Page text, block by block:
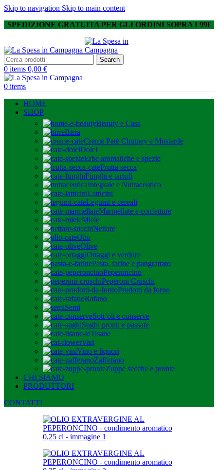
Skip to navigation Skip to main content
SPEDIZIONE GRATUITA PER GLI ORDINI SOPRA I 99€
Search
0 items 0,00 €
0 items
HOME
SHOP
Beauty e Casa
Birra
Creme Patè Chutney e Mostarde
Dolci
Erbe aromatiche e spezie
Frutta secca
Funghi e tartufi
Integrale e Nutraceutico
Latticini
Legumi e cereali
Marmellate e confetture
Miele
Nettare
Olio
Olive
Ortaggi e verdure
Pasta, farine e pangrattato
Peperoncino
Peperoni Cruschi
Prodotti da forno
Rafano
Semi
Sott’oli e conserve
Sughi pronti e passate
Tisane
Vari
Vino e liquori
Zafferano
Zuppe secche e pronte
CHI SIAMO
PRODUTTORI
CONTATTI